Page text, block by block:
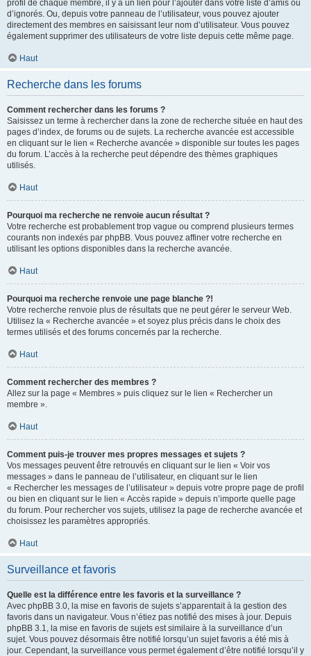
profil de chaque membre, il y a un lien pour l’ajouter dans votre liste d’amis ou
d’ignorés. Ou, depuis votre panneau de l’utilisateur, vous pouvez ajouter
directement des membres en saisissant leur nom d’utilisateur. Vous pouvez
également supprimer des utilisateurs de votre liste depuis cette même page.
Haut
Recherche dans les forums
Comment rechercher dans les forums ?
Saisissez un terme à rechercher dans la zone de recherche située en haut des
pages d’index, de forums ou de sujets. La recherche avancée est accessible
en cliquant sur le lien « Recherche avancée » disponible sur toutes les pages
du forum. L’accès à la recherche peut dépendre des thèmes graphiques
utilisés.
Haut
Pourquoi ma recherche ne renvoie aucun résultat ?
Votre recherche est probablement trop vague ou comprend plusieurs termes
courants non indexés par phpBB. Vous pouvez affiner votre recherche en
utilisant les options disponibles dans la recherche avancée.
Haut
Pourquoi ma recherche renvoie une page blanche ?!
Votre recherche renvoie plus de résultats que ne peut gérer le serveur Web.
Utilisez la « Recherche avancée » et soyez plus précis dans le choix des
termes utilisés et des forums concernés par la recherche.
Haut
Comment rechercher des membres ?
Allez sur la page « Membres » puis cliquez sur le lien « Rechercher un
membre ».
Haut
Comment puis-je trouver mes propres messages et sujets ?
Vos messages peuvent être retrouvés en cliquant sur le lien « Voir vos
messages » dans le panneau de l’utilisateur, en cliquant sur le lien
« Rechercher les messages de l’utilisateur » depuis votre propre page de profil
ou bien en cliquant sur le lien « Accès rapide » depuis n’importe quelle page
du forum. Pour rechercher vos sujets, utilisez la page de recherche avancée et
choisissez les paramètres appropriés.
Haut
Surveillance et favoris
Quelle est la différence entre les favoris et la surveillance ?
Avec phpBB 3.0, la mise en favoris de sujets s’apparentait à la gestion des
favoris dans un navigateur. Vous n’étiez pas notifié des mises à jour. Depuis
phpBB 3.1, la mise en favoris de sujets est similaire à la surveillance d’un
sujet. Vous pouvez désormais être notifié lorsqu’un sujet favoris a été mis à
jour. Cependant, la surveillance vous permet également d’être notifié lorsqu’il y